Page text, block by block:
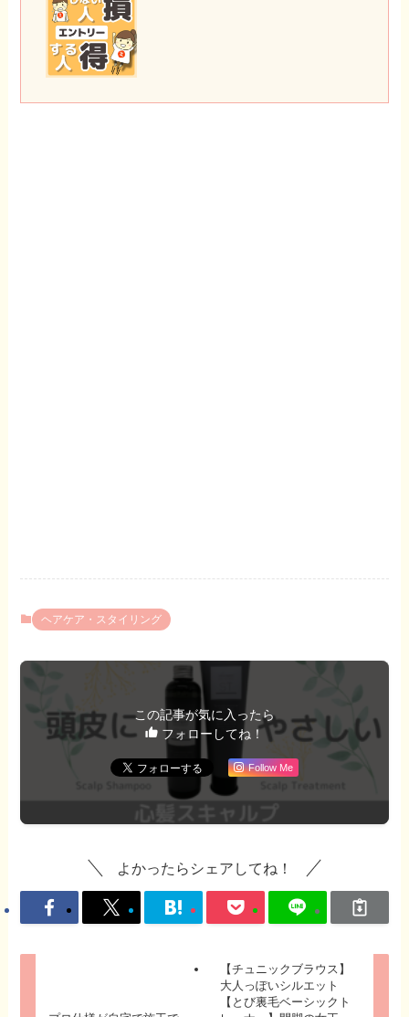
ヘアケア・スタイリング
この記事が気に入ったら
フォローしてね！
Follow Me
よかったらシェアしてね！
【チュニックブラウス】
大人っぽいシルエット
【とび裏毛ベーシックト